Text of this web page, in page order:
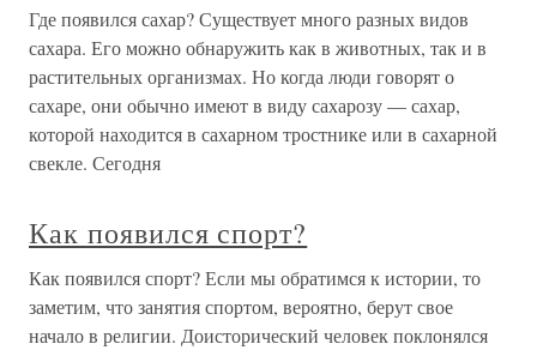
Где появился сахар? Существует много разных видов
сахара. Его можно обнаружить как в животных, так и в
растительных организмах. Но когда люди говорят о
сахаре, они обычно имеют в виду сахарозу — сахар,
которой находится в сахарном тростнике или в сахарной
свекле. Сегодня
Как появился спорт?
Как появился спорт? Если мы обратимся к истории, то
заметим, что занятия спортом, вероятно, берут свое
начало в религии. Доисторический человек поклонялся